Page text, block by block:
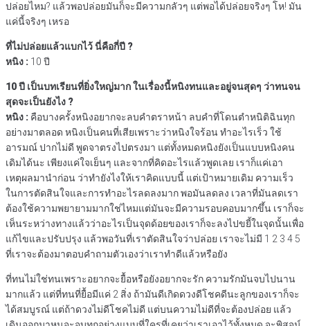
ปล่อยไหม? แล้วพอปล่อยมันก็จะมีความกลัวๆ แต่พอได้ปล่อยจริงๆ โห! มัน
แค่นี้จริงๆ เหรอ
ที่ไม่ปล่อยแล้วแบกไว้ นี่คือกี่ปี ?
หนิง : 10 ปี
10 ปี เป็นบทเรียนที่ยิ่งใหญ่มาก ในเรื่องนี้หนิงทนและอยู่จนสุดๆ ว่าทนจน
สุดจะเป็นยังไง ?
หนิง : คือบางครั้งหนิงอยากจะลบคำตราหน้า ลบคำที่โดนตำหนิติฉินทุก
อย่างมาตลอด หนิงเป็นคนที่เสียเพราะว่าหนิงใจร้อน ทำอะไรเร็ว ใช้
อารมณ์ ปากไม่ดี พูดจาตรงไปตรงมา แต่ทั้งหมดหนิงยังเป็นแบบหนิงคน
เดิมได้นะ เพียงแค่ใจเย็นๆ และจากที่คิดอะไรแล้วพูดเลย เราก็แค่เอา
เหตุผลมานำก่อน ว่าทำยังไงให้เราคิดแบบนี้ แต่เป้าหมายเดิม ความเร็ว
ในการตัดสินใจและการทำอะไรลดลงมาก พอมันลดลง เวลาที่มันลดเรา
ต้องใช้ความพยายามมากใช่ไหมแต่มันจะมีความรอบคอบมากขึ้น เราก็จะ
เห็นระหว่างทางแล้วว่าอะไรเป็นจุดด้อยของเราก็จะลงไปขยี้ในจุดนั้นเพื่อ
แก้ไขและปรับปรุง แล้วพอวันที่เราตัดสินใจว่าปล่อย เราจะไม่มี 1 2 3 4 5
ที่เราจะต้องมาตอบคำถามตัวเองว่าเราทำดีแล้วหรือยัง
ที่ทนไม่ใช่ทนเพราะอยากจะยื้อหรือยังอยากจะรัก ความรักมันจบไปนาน
มากแล้ว แต่ที่ทนที่ยื้อมีแค่ 2 สิ่ง ถ้ามันดีเกิดดวงดีโชคดีนะลูกของเราก็จะ
ได้สมบูรณ์ แต่ถ้าดวงไม่ดีโชคไม่ดี แต่บนความไม่ดีที่จะต้องปล่อย แล้ว